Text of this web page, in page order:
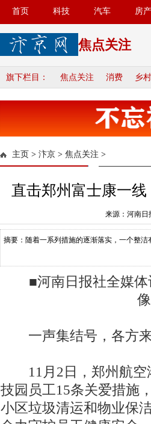
首页 科技 汽车 房产
焦点关注
旗下栏目： 焦点关注 消费 乡
主页 > 汴京 > 焦点关注 >
直击郑州富士康一
来源：河南日
摘要：随着一系列措施的逐渐落实，一个整
■河南日报社全媒体
一声集结号，各方来
11月2日，郑州航空
技园员工15条关爱措施
小区垃圾清运和物业保